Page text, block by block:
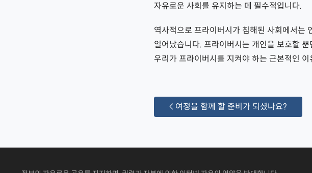
자유로운 사회를 유지하는 데 필수적입니다.
역사적으로 프라이버시가 침해된 사회에서는
일어났습니다. 프라이버시는 개인을 보호할
우리가 프라이버시를 지켜야 하는 근본적인 이
 여정을 함께 할 준비가 되셨나요?